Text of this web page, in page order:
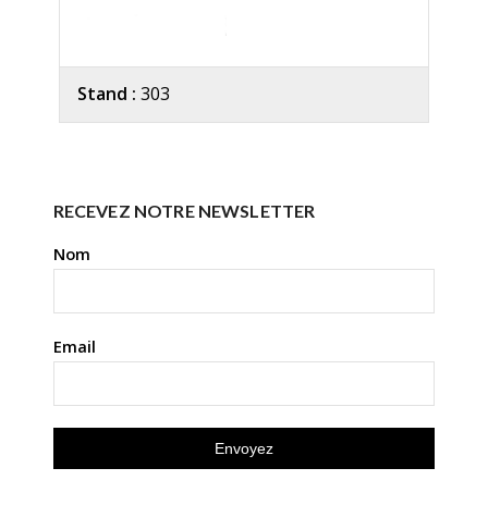
Stand : 303
RECEVEZ NOTRE NEWSLETTER
Nom
Email